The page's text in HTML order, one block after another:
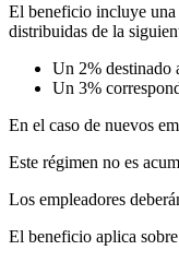
El beneficio incluye una
distribuidas de la
Un 2% destinado
Un 3%
En el caso de nuevos
Este régimen no es
Los empleadores
El beneficio aplica